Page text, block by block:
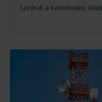
Lezárult a kereskedési